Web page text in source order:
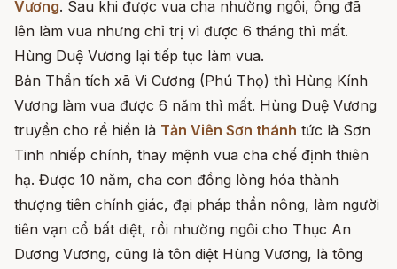
Vương. Sau khi được vua cha nhường ngôi, ông đã
lên làm vua nhưng chỉ trị vì được 6 tháng thì mất.
Hùng Duệ Vương lại tiếp tục làm vua.
Bản Thần tích xã Vi Cương (Phú Thọ) thì Hùng Kính
Vương làm vua được 6 năm thì mất. Hùng Duệ Vương
truyền cho rể hiền là Tản Viên Sơn thánh tức là Sơn
Tinh nhiếp chính, thay mệnh vua cha chế định thiên
hạ. Được 10 năm, cha con đồng lòng hóa thành
thượng tiên chính giác, đại pháp thần nông, làm người
tiên vạn cổ bất diệt, rồi nhường ngôi cho Thục An
Dương Vương, cũng là tôn diệt Hùng Vương, là tông